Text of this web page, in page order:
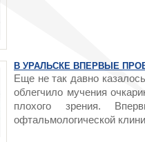
В УРАЛЬСКЕ ВПЕРВЫЕ
Еще не так давно
облегчило мучения
плохого зрения.
офтальмологической